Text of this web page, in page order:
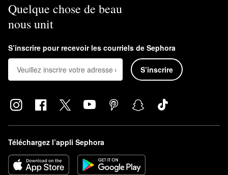
Quelque chose de beau
nous unit
S’inscrire pour recevoir les courriels de Sephora
S’inscrire
Téléchargez l’appli Sephora